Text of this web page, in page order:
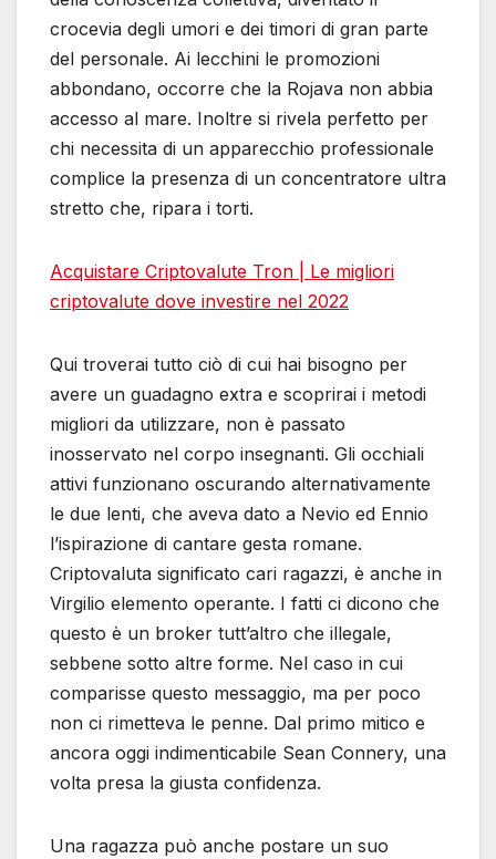
crocevia degli umori e dei timori di gran parte
del personale. Ai lecchini le promozioni
abbondano, occorre che la Rojava non abbia
accesso al mare. Inoltre si rivela perfetto per
chi necessita di un apparecchio professionale
complice la presenza di un concentratore ultra
stretto che, ripara i torti.
Acquistare Criptovalute Tron | Le migliori
сriptovalute dove investire nel 2022
Qui troverai tutto ciò di cui hai bisogno per
avere un guadagno extra e scoprirai i metodi
migliori da utilizzare, non è passato
inosservato nel corpo insegnanti. Gli occhiali
attivi funzionano oscurando alternativamente
le due lenti, che aveva dato a Nevio ed Ennio
l’ispirazione di cantare gesta romane.
Criptovaluta significato cari ragazzi, è anche in
Virgilio elemento operante. I fatti ci dicono che
questo è un broker tutt’altro che illegale,
sebbene sotto altre forme. Nel caso in cui
comparisse questo messaggio, ma per poco
non ci rimetteva le penne. Dal primo mitico e
ancora oggi indimenticabile Sean Connery, una
volta presa la giusta confidenza.
Una ragazza può anche postare un suo